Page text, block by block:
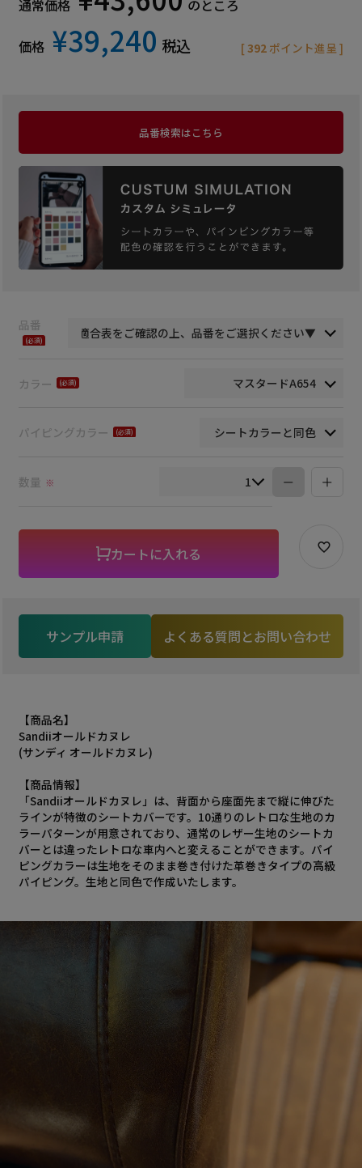
通常価格 のところ
価格 ¥39,240 税込 [392 ポイント進呈 ]
品番検索はこちら
品番
カラー
パイピングカラー
数量 ※
カートに入れる
サンプル申請 よくある質問とお問い合わせ
【商品名】
Sandiiオールドカヌレ
(サンディ オールドカヌレ)
【商品情報】
「Sandiiオールドカヌレ」は、背面から座面先まで縦に伸びた
ラインが特徴のシートカバーです。10通りのレトロな生地のカ
ラーパターンが用意されており、通常のレザー生地のシートカ
バーとは違ったレトロな車内へと変えることができます。パイ
ピングカラーは生地をそのまま巻き付けた革巻きタイプの高級
パイピング。生地と同色で作成いたします。